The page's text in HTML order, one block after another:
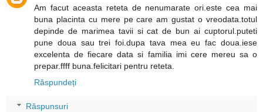
Am facut aceasta reteta de nenumarate ori.este cea mai
buna placinta cu mere pe care am gustat o vreodata.totul
depinde de marimea tavii si cat de bun ai cuptorul.puteti
pune doua sau trei foi.dupa tava mea eu fac doua.iese
excelenta de fiecare data si familia imi cere mereu sa o
prepar.ffff buna.felicitari pentru reteta.
Răspundeți
Răspunsuri